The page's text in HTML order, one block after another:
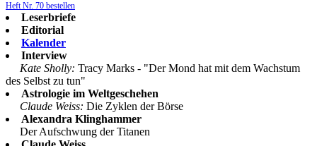
Heft Nr. 70 bestellen
Leserbriefe
Editorial
Kalender
Interview
Kate Sholly: Tracy Marks - "Der Mond hat mit dem Wachstum
des Selbst zu tun"
Astrologie im Weltgeschehen
Claude Weiss: Die Zyklen der Börse
Alexandra Klinghammer
Der Aufschwung der Titanen